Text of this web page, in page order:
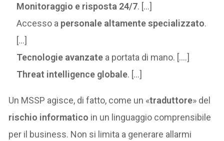
Monitoraggio e risposta 24/7. […]
Accesso a personale altamente specializzato.
[…]
Tecnologie avanzate a portata di mano. [….]
Threat intelligence globale. […]
Un MSSP agisce, di fatto, come un «traduttore» del
rischio informatico in un linguaggio comprensibile
per il business. Non si limita a generare allarmi